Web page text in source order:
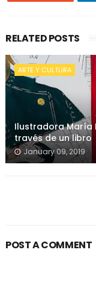
RELATED POSTS
ARTE Y CULTURA
Ilustradora María
través de un libro
January 09, 2019
POST A COMMENT